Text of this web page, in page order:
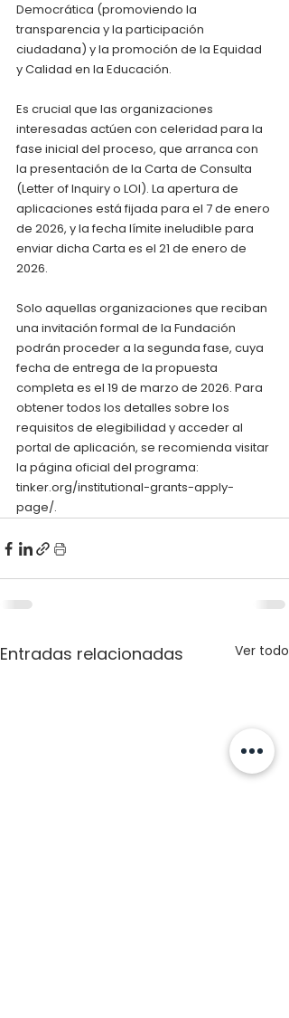
Democrática (promoviendo la
transparencia y la participación
ciudadana) y la promoción de la Equidad
y Calidad en la Educación.
Es crucial que las organizaciones
interesadas actúen con celeridad para la
fase inicial del proceso, que arranca con
la presentación de la Carta de Consulta
(Letter of Inquiry o LOI). La apertura de
aplicaciones está fijada para el 7 de enero
de 2026, y la fecha límite ineludible para
enviar dicha Carta es el 21 de enero de
2026.
Solo aquellas organizaciones que reciban
una invitación formal de la Fundación
podrán proceder a la segunda fase, cuya
fecha de entrega de la propuesta
completa es el 19 de marzo de 2026. Para
obtener todos los detalles sobre los
requisitos de elegibilidad y acceder al
portal de aplicación, se recomienda visitar
la página oficial del programa:
tinker.org/institutional-grants-apply-
page/.
Entradas relacionadas Ver todo